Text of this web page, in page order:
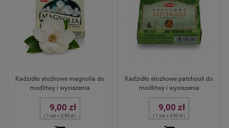
Kadzidło stożkowe magnolia do
modlitwy i wyciszenia
9,00 zł
( 1 szt = 0,90 zł )
Kadzidło stożkowe patchouli do
modlitwy i wyciszenia
9,00 zł
( 1 szt = 0,90 zł )